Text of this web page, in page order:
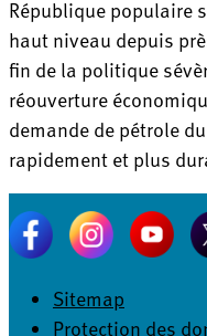
République populaire
haut niveau depuis
fin de la politique
réouverture
demande de pétrole
rapidement et plus
Sitemap
Protection des